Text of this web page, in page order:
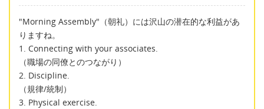
"Morning Assembly"（朝礼）には沢山の潜在的な利益があ
りますね。
1. Connecting with your associates.
（職場の同僚とのつながり）
2. Discipline.
（規律/統制）
3. Physical exercise.